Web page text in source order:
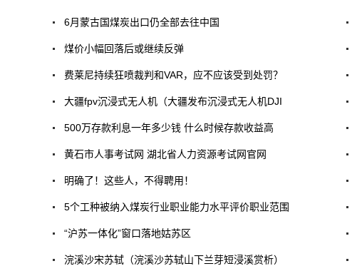
6月蒙古国煤炭出口仍全部去往中国
煤价小幅回落后或继续反弹
费莱尼持续狂喷裁判和VAR，应不应该受到处罚？
大疆fpv沉浸式无人机（大疆发布沉浸式无人机DJI
500万存款利息一年多少钱 什么时候存款收益高
黄石市人事考试网 湖北省人力资源考试网官网
明确了！这些人，不得聘用！
5个工种被纳入煤炭行业职业能力水平评价职业范围
“沪苏一体化”窗口落地姑苏区
浣溪沙宋苏轼（浣溪沙苏轼山下兰芽短浸溪赏析）